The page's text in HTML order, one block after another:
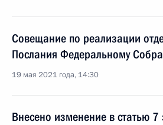
Совещание по реализации
Послания Федеральному
19 мая 2021 года, 14:30
Внесено изменение в статью 7